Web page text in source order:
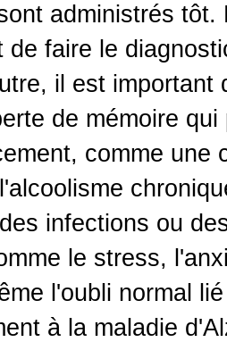
administrés tôt.
de faire le
il est important
de mémoire qui
comme une
infections ou
le stress,
l'oubli normal
à la maladie